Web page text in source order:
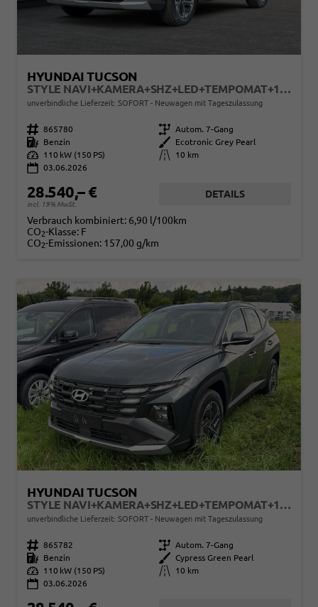
HYUNDAI TUCSON
STYLE NAVI+KAMERA+SHZ+LED+TEMPOMAT+17" ALU+PDC
unverbindliche Lieferzeit: SOFORT Neuwagen mit Tageszulassung
Fahrzeugnr. 865780 Getriebe Autom. 7-Gang
Kraftstoff
Benzin Außenfarbe
Ecotronic Grey Pearl
Leistung
110 kW (150 PS) Kilometerstand
10 km
03.06.2026
28.540,– €
incl. 19% MwSt.
DETAILS
Verbrauch kombiniert: 6,90 l/100km
CO2-Klasse: F
CO2-Emissionen: 157,00 g/km
HYUNDAI TUCSON
STYLE NAVI+KAMERA+SHZ+LED+TEMPOMAT+17" ALU+PDC
unverbindliche Lieferzeit: SOFORT Neuwagen mit Tageszulassung
Fahrzeugnr. 865782 Getriebe Autom. 7-Gang
Kraftstoff
Benzin Außenfarbe
Cypress Green Pearl
Leistung
110 kW (150 PS) Kilometerstand
10 km
03.06.2026